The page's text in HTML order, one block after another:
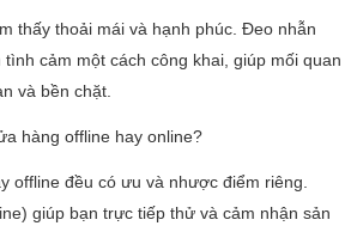
thấy thoải mái và hạnh phúc. Đeo nhẫn
cảm một cách công khai, giúp mối quan
và bền chặt.
hàng offline hay online?
offline đều có ưu và nhược điểm riêng.
giúp bạn trực tiếp thử và cảm nhận sản